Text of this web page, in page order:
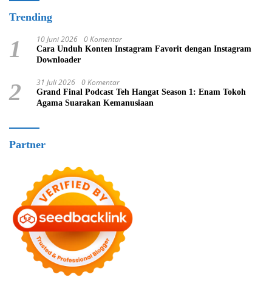
Trending
1 10 Juni 2026 0 Komentar
Cara Unduh Konten Instagram Favorit dengan Instagram
Downloader
2 31 Juli 2026 0 Komentar
Grand Final Podcast Teh Hangat Season 1: Enam Tokoh
Agama Suarakan Kemanusiaan
Partner